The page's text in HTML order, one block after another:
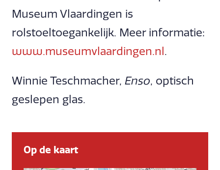
Museum Vlaardingen is
rolstoeltoegankelijk. Meer informatie:
www.museumvlaardingen.nl.
Winnie Teschmacher, Enso, optisch
geslepen glas.
Op de kaart